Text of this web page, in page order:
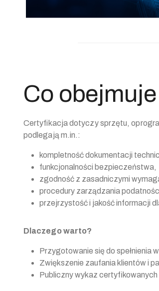
Co
Certyfikacja dotyczy sprzętu,
podlegają m.in.:
kompletność dokumentacji
funkcjonalności bezpieczeństwa,
zgodność z zasadniczymi
procedury zarządzania
przejrzystość i jakość informacji
Dlaczego warto?
Przygotowanie się do spełnienia
Zwiększenie zaufania klientów i
Publiczny wykaz certyfikowanych